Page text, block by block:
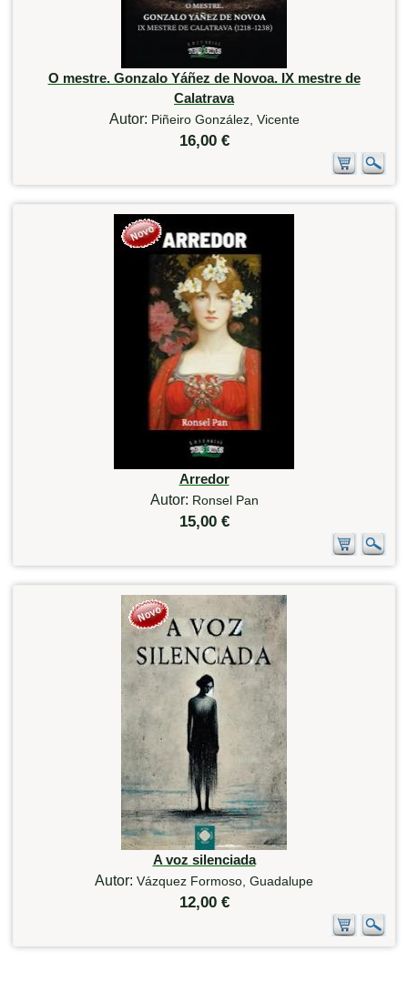
O mestre. Gonzalo Yáñez de Novoa. IX mestre de
Calatrava
Autor: Piñeiro González, Vicente
16,00 €
Arredor
Autor: Ronsel Pan
15,00 €
A voz silenciada
Autor: Vázquez Formoso, Guadalupe
12,00 €